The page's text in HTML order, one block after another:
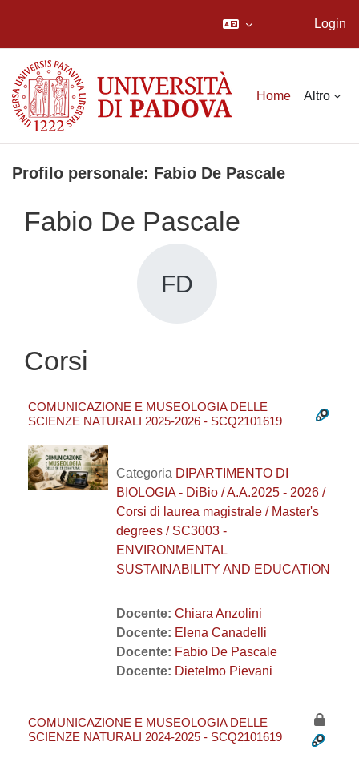
Login
Home Altro
Profilo personale: Fabio De Pascale
Fabio De Pascale
FD
Corsi
COMUNICAZIONE E MUSEOLOGIA DELLE
SCIENZE NATURALI 2025-2026 - SCQ2101619
Categoria DIPARTIMENTO DI
BIOLOGIA - DiBio / A.A.2025 - 2026 /
Corsi di laurea magistrale / Master's
degrees / SC3003 -
ENVIRONMENTAL
SUSTAINABILITY AND EDUCATION
Docente: Chiara Anzolini
Docente: Elena Canadelli
Docente: Fabio De Pascale
Docente: Dietelmo Pievani
COMUNICAZIONE E MUSEOLOGIA DELLE
SCIENZE NATURALI 2024-2025 - SCQ2101619